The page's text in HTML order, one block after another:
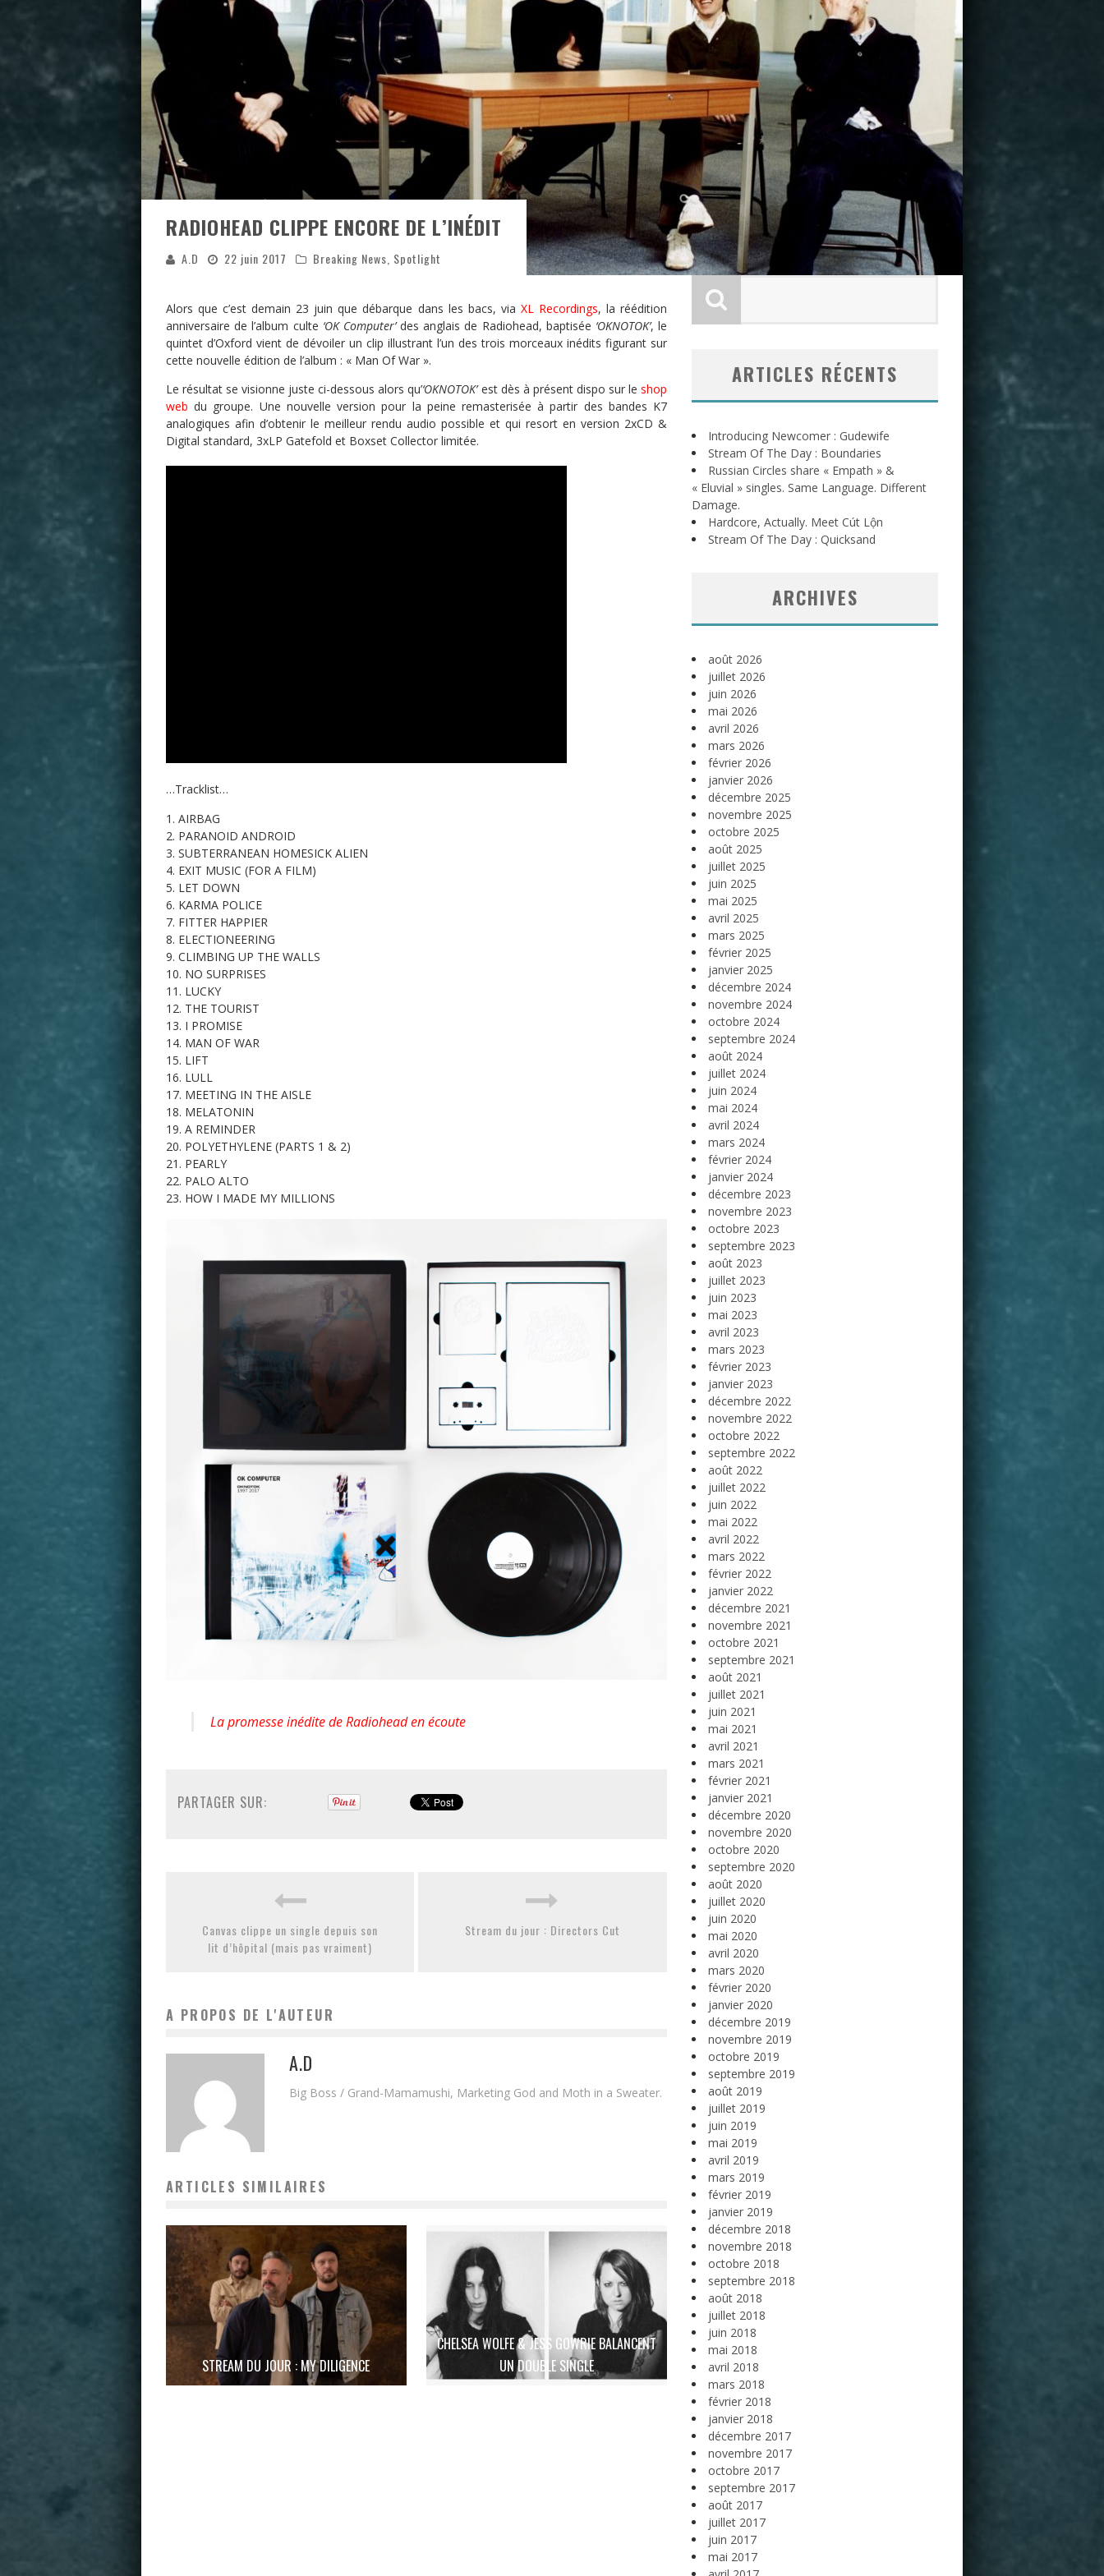
RADIOHEAD CLIPPE ENCORE DE L’INÉDIT
A.D 22 juin 2017 Breaking News Spotlight
Alors que c’est demain 23 juin que débarque dans les bacs, via XL Recordings, la réédition
anniversaire de l’album culte ‘OK Computer’des anglais de Radiohead, baptisée ‘OKNOTOK’, le
quintet d’Oxford vient de dévoiler un clip illustrant l’un des trois morceaux inédits figurant sur
cette nouvelle édition de l’album : « Man Of War ».
Le résultat se visionne juste ci-dessous alors qu’‘OKNOTOK’est dès à présent dispo sur leshop
web du groupe. Une nouvelle version pour la peine remasterisée à partir des bandes K7
analogiques afin d’obtenir le meilleur rendu audio possible et qui resort en version 2xCD &
Digital standard, 3xLP Gatefold et Boxset Collector limitée.
…Tracklist…
AIRBAG
PARANOID ANDROID
SUBTERRANEAN HOMESICK ALIEN
EXIT MUSIC (FOR A FILM)
LET DOWN
KARMA POLICE
FITTER HAPPIER
ELECTIONEERING
CLIMBING UP THE WALLS
NO SURPRISES
LUCKY
THE TOURIST
I PROMISE
MAN OF WAR
LIFT
LULL
MEETING IN THE AISLE
MELATONIN
A REMINDER
POLYETHYLENE (PARTS 1 & 2)
PEARLY
PALO ALTO
HOW I MADE MY MILLIONS
La promesse inédite de Radiohead en écoute
PARTAGER SUR:
Canvas clippe un single depuis son
lit d’hôpital (mais pas vraiment)
Stream du jour : Directors Cut
A PROPOS DE L'AUTEUR
A.D
Big Boss / Grand-Mamamushi, Marketing God and Moth in a Sweater.
ARTICLES SIMILAIRES
STREAM DU JOUR : MY DILIGENCE
CHELSEA WOLFE & JESS GOWRIE BALANCENT
UN DOUBLE SINGLE
ARTICLES RÉCENTS
Introducing Newcomer : Gudewife
Stream Of The Day : Boundaries
Russian Circles share « Empath » &
« Eluvial » singles. Same Language. Different
Damage.
Hardcore, Actually. Meet Cút Lộn
Stream Of The Day : Quicksand
ARCHIVES
août 2026
juillet 2026
juin 2026
mai 2026
avril 2026
mars 2026
février 2026
janvier 2026
décembre 2025
novembre 2025
octobre 2025
août 2025
juillet 2025
juin 2025
mai 2025
avril 2025
mars 2025
février 2025
janvier 2025
décembre 2024
novembre 2024
octobre 2024
septembre 2024
août 2024
juillet 2024
juin 2024
mai 2024
avril 2024
mars 2024
février 2024
janvier 2024
décembre 2023
novembre 2023
octobre 2023
septembre 2023
août 2023
juillet 2023
juin 2023
mai 2023
avril 2023
mars 2023
février 2023
janvier 2023
décembre 2022
novembre 2022
octobre 2022
septembre 2022
août 2022
juillet 2022
juin 2022
mai 2022
avril 2022
mars 2022
février 2022
janvier 2022
décembre 2021
novembre 2021
octobre 2021
septembre 2021
août 2021
juillet 2021
juin 2021
mai 2021
avril 2021
mars 2021
février 2021
janvier 2021
décembre 2020
novembre 2020
octobre 2020
septembre 2020
août 2020
juillet 2020
juin 2020
mai 2020
avril 2020
mars 2020
février 2020
janvier 2020
décembre 2019
novembre 2019
octobre 2019
septembre 2019
août 2019
juillet 2019
juin 2019
mai 2019
avril 2019
mars 2019
février 2019
janvier 2019
décembre 2018
novembre 2018
octobre 2018
septembre 2018
août 2018
juillet 2018
juin 2018
mai 2018
avril 2018
mars 2018
février 2018
janvier 2018
décembre 2017
novembre 2017
octobre 2017
septembre 2017
août 2017
juillet 2017
juin 2017
mai 2017